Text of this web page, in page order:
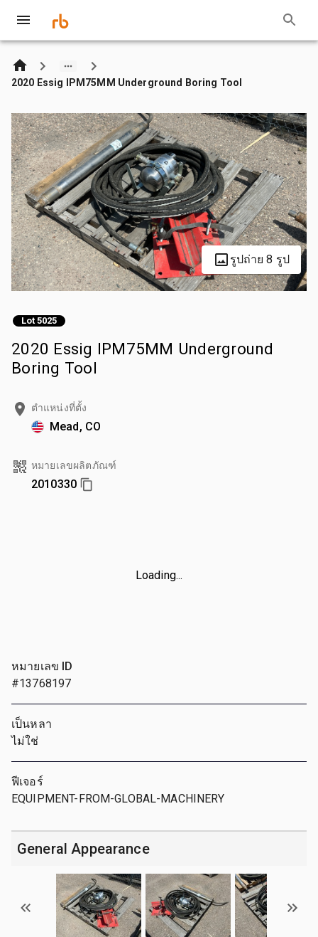
2020 Essig IPM75MM Underground Boring Tool
รูปถ่าย 8 รูป
Lot 5025
2020 Essig IPM75MM Underground
Boring Tool
ตำแหน่งที่ตั้ง
Mead, CO
หมายเลขผลิตภัณฑ์
2010330
Loading...
หมายเลข ID
#13768197
เป็นหลา
ไม่ใช่
ฟีเจอร์
EQUIPMENT-FROM-GLOBAL-MACHINERY
General Appearance